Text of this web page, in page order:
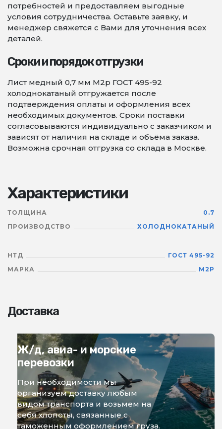
потребностей и предоставляем выгодные
условия сотрудничества. Оставьте заявку, и
менеджер свяжется с Вами для уточнения всех
деталей.
Сроки и порядок отгрузки
Лист медный 0,7 мм М2р ГОСТ 495-92
холоднокатаный отгружается после
подтверждения оплаты и оформления всех
необходимых документов. Сроки поставки
согласовываются индивидуально с заказчиком и
зависят от наличия на складе и объёма заказа.
Возможна срочная отгрузка со склада в Москве.
Характеристики
ТОЛЩИНА
0.7
ПРОИЗВОДСТВО
ХОЛОДНОКАТАНЫЙ
НТД
ГОСТ 495-92
МАРКА
М2Р
Доставка
Ж/д, авиа- и морские
перевозки
При необходимости мы
организуем доставку любым
видом транспорта и возьмем на
себя хлопоты, связанные с
таможенным оформлением груза.